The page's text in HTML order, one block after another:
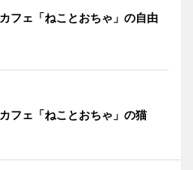
フェ「ねことおちゃ」の自由
フェ「ねことおちゃ」の猫